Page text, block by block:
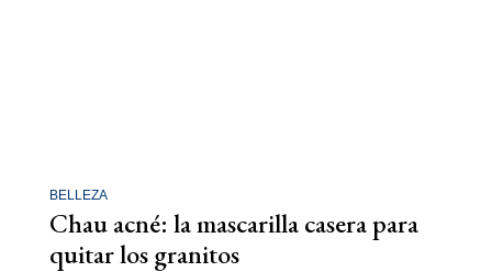
BELLEZA
Chau acné: la mascarilla casera para
quitar los granitos